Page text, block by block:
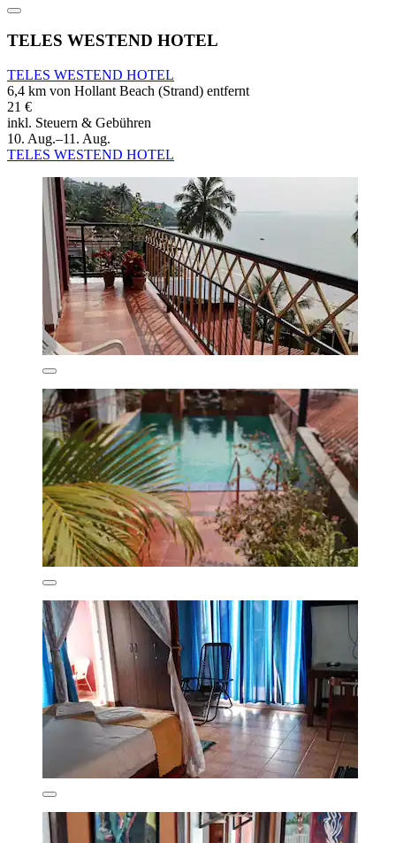
TELES WESTEND HOTEL
TELES WESTEND HOTEL
6,4 km von Hollant Beach (Strand) entfernt
21 €
inkl. Steuern & Gebühren
10. Aug.–11. Aug.
TELES WESTEND HOTEL